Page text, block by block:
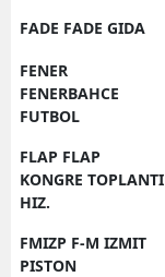
FADE FADE GIDA
FENER
FENERBAHCE
FUTBOL
FLAP FLAP
KONGRE TOPLANTI
HIZ.
FMIZP F-M IZMIT
PISTON